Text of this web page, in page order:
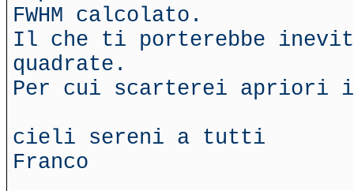
FWHM calcolato.
Il che ti porterebbe
quadrate.
Per cui scarterei apriori
cieli sereni a tutti
Franco